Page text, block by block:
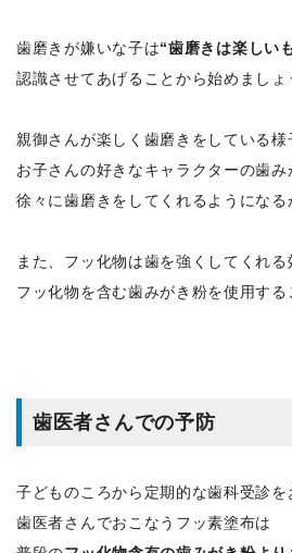
歯磨きが嫌いな子は“歯磨きは楽しい
認識させてあげることから始めましょ
親御さんが楽しく歯磨きをしている様
お子さんの好きなキャラクターの歯
徐々に歯磨きをしてくれるようになる
また、フッ化物は歯を強くしてくれ
フッ化物を含む歯みがき粉を使用する
歯医者さんでの予防
子どものころから定期的な歯科受診を
歯医者さんでおこなうフッ素塗布は